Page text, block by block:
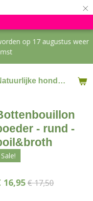
×
Healthyfordogs – Natuurlijke hondensnacks & supplementen
op 17 augustus weer
- rund -
Sale!
16,95€ 17,50